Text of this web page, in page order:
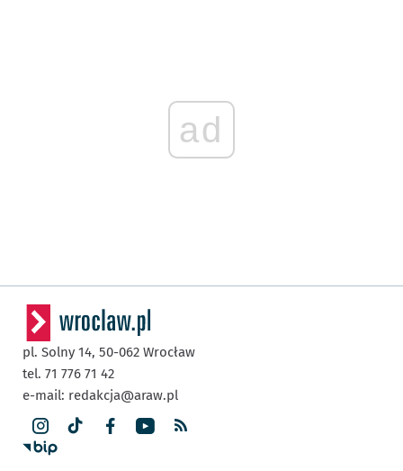
ad
pl. Solny 14, 50-062 Wrocław
tel. 71 776 71 42
e-mail: redakcja@araw.pl